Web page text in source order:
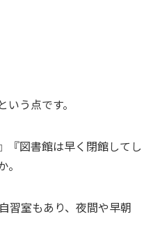
う点です。
『図書館は早く閉館してし
習室もあり、夜間や早朝